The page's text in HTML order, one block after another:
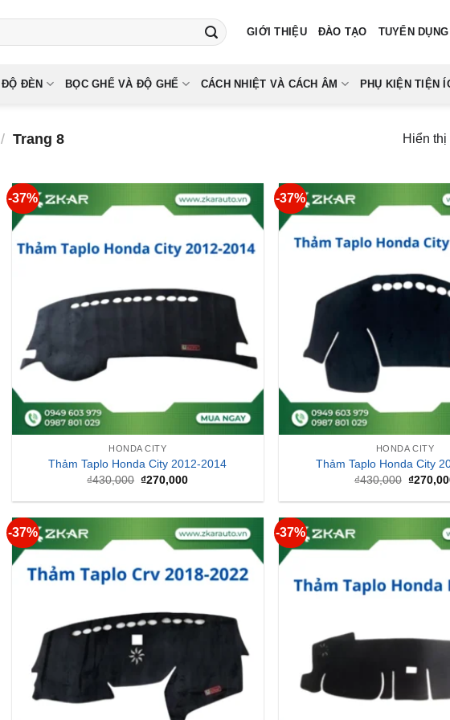
GIỚI THIỆU ĐÀO TẠO TUYỂN DỤNG
ĐỘ ĐÈN BỌC GHẾ VÀ ĐỘ GHẾ CÁCH NHIỆT VÀ CÁCH ÂM PHỤ KIỆN TIỆN
/ Trang 8 Hiển
-37%
HONDA CITY
Thảm Taplo Honda City 2012-2014
₫430,000 Giá
là:
₫270,000Giá
tại
-37%
HONDA CITY
Thảm Taplo Honda City
₫430,000 Giá
là:
₫
-37% -37%